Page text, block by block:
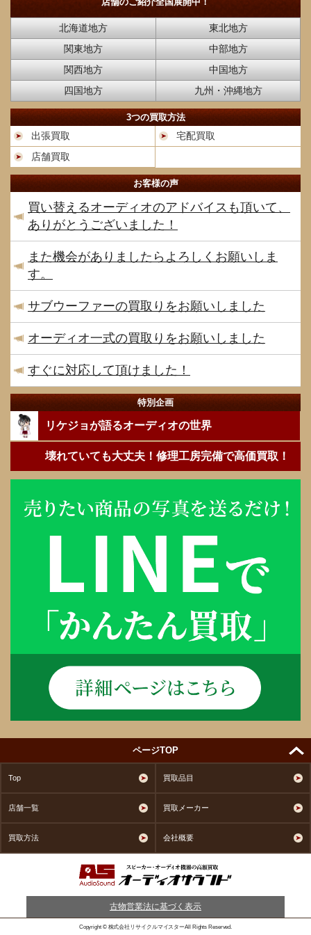
北海道地方
東北地方
関東地方
中部地方
関西地方
中国地方
四国地方
九州・沖縄地方
3つの買取方法
出張買取
宅配買取
店舗買取
お客様の声
買い替えるオーディオのアドバイスも頂いて、
ありがとうございました！
また機会がありましたらよろしくお願いしま
す。
サブウーファーの買取りをお願いしました
オーディオ一式の買取りをお願いしました
すぐに対応して頂けました！
特別企画
リケジョが語るオーディオの世界
壊れていても大丈夫！修理工房完備で高価買取！
ページTOP
Top 買取品目
店舗一覧 買取メーカー
買取方法 会社概要
古物営業法に基づく表示
Copyright © 株式会社リサイクルマイスターAll Rights Reserved.